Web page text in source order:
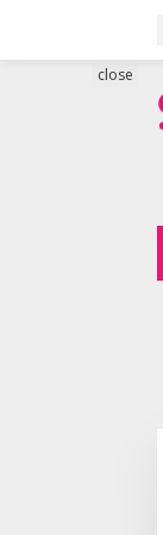
close